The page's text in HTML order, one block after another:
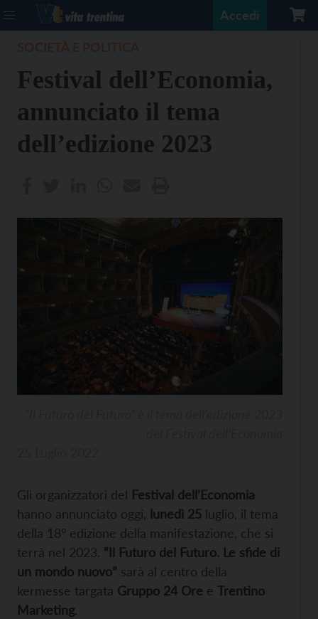
Accedi
Festival dell’Economia,
annunciato il tema
dell’edizione 2023
Gli organizzatori del Festival dell’Economia
hanno annunciato oggi, lunedì 25 luglio, il tema
della 18° edizione della manifestazione, che si
terrà nel 2023. “Il Futuro del Futuro. Le sfide di
un mondo nuovo” sarà al centro della
kermesse targata Gruppo 24 Ore e Trentino
Marketing.